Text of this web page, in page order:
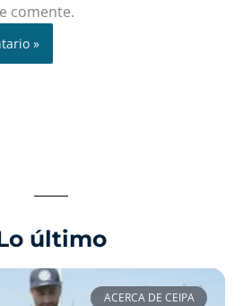
comente.
último
ACERCA DE CEIPA